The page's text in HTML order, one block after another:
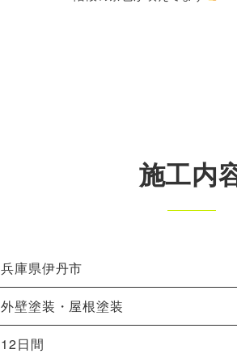
施工内
兵庫県伊丹市
外壁塗装・屋根塗装
12日間